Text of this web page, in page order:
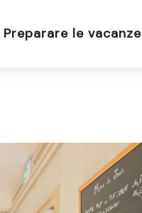
Preparare le vacanze